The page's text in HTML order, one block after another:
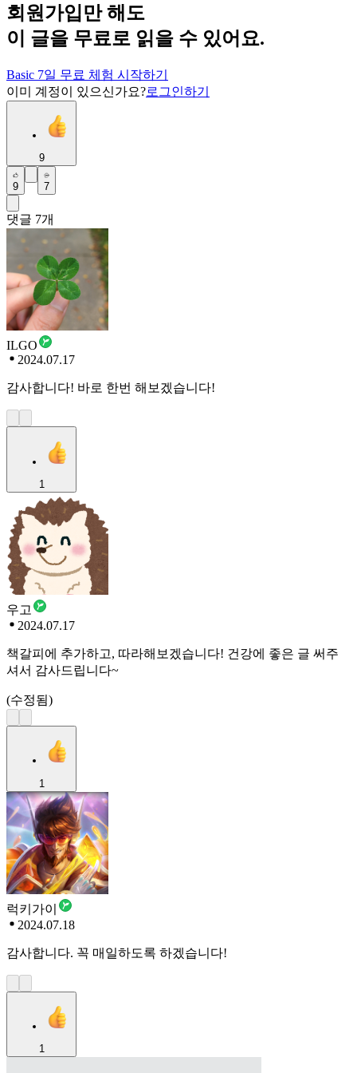
회원가입만 해도
이 글을 무료로 읽을 수 있어요.
Basic 7일 무료 체험 시작하기
이미 계정이 있으신가요?로그인하기
9
9 7
댓글 7개
ILGO
2024.07.17
감사합니다! 바로 한번 해보겠습니다!
1
우고
2024.07.17
책갈피에 추가하고, 따라해보겠습니다! 건강에 좋은 글 써주
셔서 감사드립니다~
(수정됨)
1
럭키가이
2024.07.18
감사합니다. 꼭 매일하도록 하겠습니다!
1